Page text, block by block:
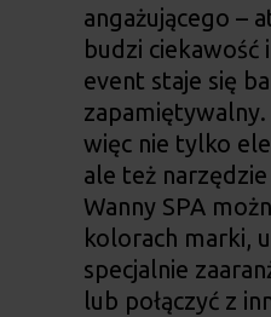
angażującego –
budzi ciekawość
event staje się
więc nie tylko
ale też
Wanny SPA
kolorach marki,
specjalnie
lub połączyć z